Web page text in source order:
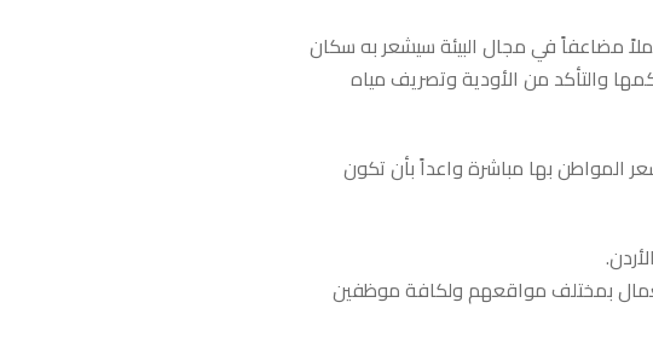
مضاعفاً في مجال البيئة سيشعر به سكان
والتأكد من الأودية وتصريف مياه
المواطن بها مباشرة واعداً بأن تكون
بمختلف مواقعهم ولكافة موظفين